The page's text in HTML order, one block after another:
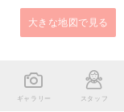
大きな地図で見る
ギャラリー スタッフ